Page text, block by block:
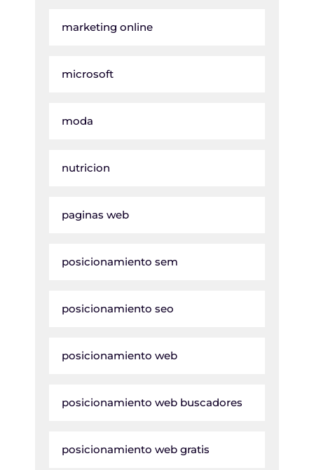
marketing online
microsoft
moda
nutricion
paginas web
posicionamiento sem
posicionamiento seo
posicionamiento web
posicionamiento web buscadores
posicionamiento web gratis